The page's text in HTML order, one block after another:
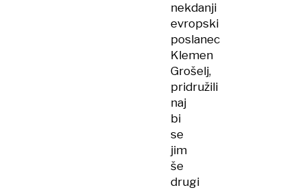
nekdanji
evropski
poslanec
Klemen
Grošelj,
pridružili
naj
bi
se
jim
še
drugi